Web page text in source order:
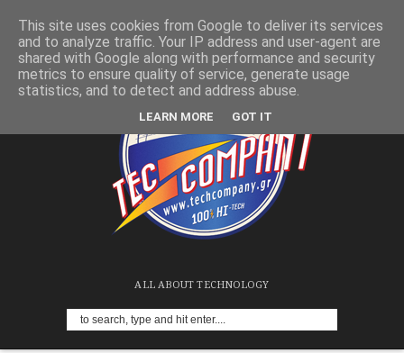
ALL ABOUT TECHNOLOGY
This site uses cookies from Google to deliver its services
and to analyze traffic. Your IP address and user-agent are
shared with Google along with performance and security
metrics to ensure quality of service, generate usage
statistics, and to detect and address abuse.
LEARN MORE GOT IT